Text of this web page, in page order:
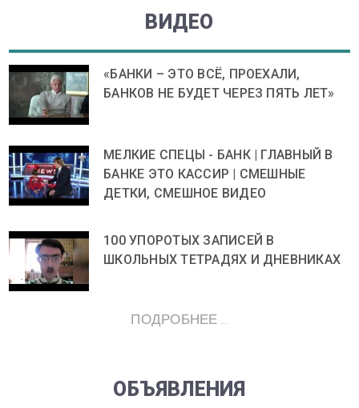
ВИДЕО
«БАНКИ – ЭТО ВСЁ, ПРОЕХАЛИ,
БАНКОВ НЕ БУДЕТ ЧЕРЕЗ ПЯТЬ ЛЕТ»
МЕЛКИЕ СПЕЦЫ - БАНК | ГЛАВНЫЙ В
БАНКЕ ЭТО КАССИР | СМЕШНЫЕ
ДЕТКИ, СМЕШНОЕ ВИДЕО
100 УПОРОТЫХ ЗАПИСЕЙ В
ШКОЛЬНЫХ ТЕТРАДЯХ И ДНЕВНИКАХ
ПОДРОБНЕЕ ...
ОБЪЯВЛЕНИЯ